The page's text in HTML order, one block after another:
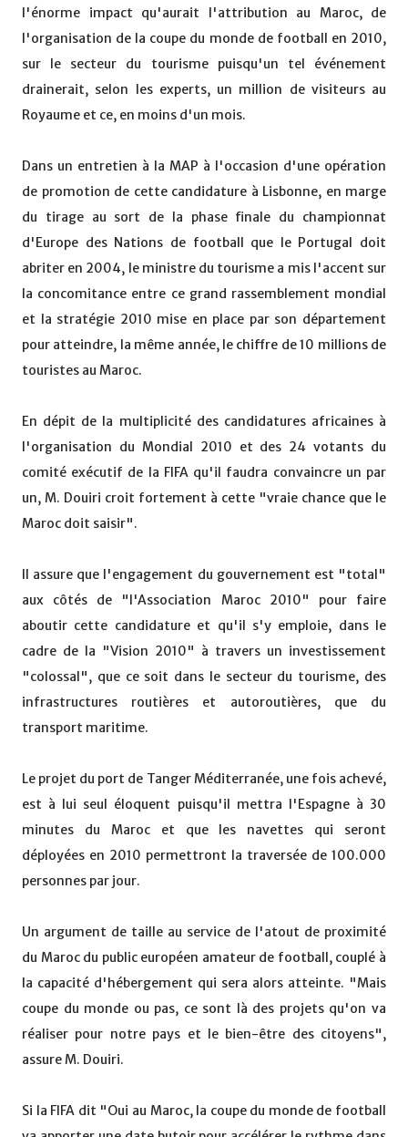
l'énorme impact qu'aurait l'attribution au Maroc, de
l'organisation de la coupe du monde de football en 2010,
sur le secteur du tourisme puisqu'un tel événement
drainerait, selon les experts, un million de visiteurs au
Royaume et ce, en moins d'un mois.
Dans un entretien à la MAP à l'occasion d'une opération
de promotion de cette candidature à Lisbonne, en marge
du tirage au sort de la phase finale du championnat
d'Europe des Nations de football que le Portugal doit
abriter en 2004, le ministre du tourisme a mis l'accent sur
la concomitance entre ce grand rassemblement mondial
et la stratégie 2010 mise en place par son département
pour atteindre, la même année, le chiffre de 10 millions de
touristes au Maroc.
En dépit de la multiplicité des candidatures africaines à
l'organisation du Mondial 2010 et des 24 votants du
comité exécutif de la FIFA qu'il faudra convaincre un par
un, M. Douiri croit fortement à cette "vraie chance que le
Maroc doit saisir".
Il assure que l'engagement du gouvernement est "total"
aux côtés de "l'Association Maroc 2010" pour faire
aboutir cette candidature et qu'il s'y emploie, dans le
cadre de la "Vision 2010" à travers un investissement
"colossal", que ce soit dans le secteur du tourisme, des
infrastructures routières et autoroutières, que du
transport maritime.
Le projet du port de Tanger Méditerranée, une fois achevé,
est à lui seul éloquent puisqu'il mettra l'Espagne à 30
minutes du Maroc et que les navettes qui seront
déployées en 2010 permettront la traversée de 100.000
personnes par jour.
Un argument de taille au service de l'atout de proximité
du Maroc du public européen amateur de football, couplé à
la capacité d'hébergement qui sera alors atteinte. "Mais
coupe du monde ou pas, ce sont là des projets qu'on va
réaliser pour notre pays et le bien-être des citoyens",
assure M. Douiri.
Si la FIFA dit "Oui au Maroc, la coupe du monde de football